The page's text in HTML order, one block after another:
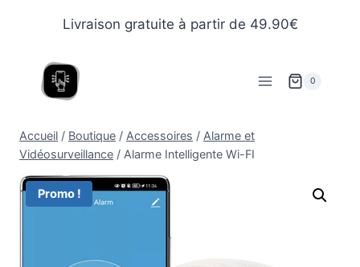
Livraison gratuite à partir de 49.90€
0
Accueil / Boutique / Accessoires / Alarme et
Vidéosurveillance / Alarme Intelligente Wi-FI
Promo !